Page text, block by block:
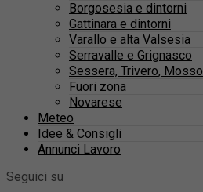
Borgosesia e dintorni
Gattinara e dintorni
Varallo e alta Valsesia
Serravalle e Grignasco
Sessera, Trivero, Mosso
Fuori zona
Novarese
Meteo
Idee & Consigli
Annunci Lavoro
Seguici su